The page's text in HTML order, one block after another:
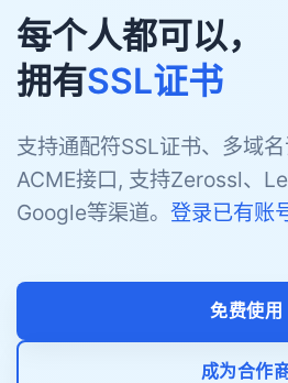
每个人都可以，
拥有SSL证书
支持通配符SSL证书、多域
ACME接口, 支持Zerossl、
Google等渠道。 登录已有账
免费使用
成为合作